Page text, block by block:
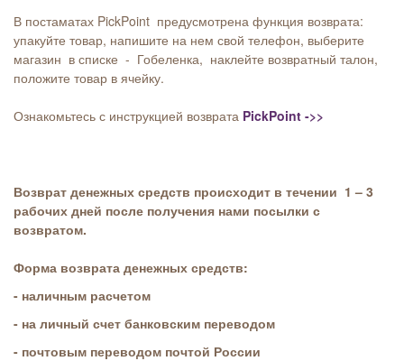
В постаматах PickPoint предусмотрена функция возврата:
упакуйте товар, напишите на нем свой телефон, выберите
магазин в списке - Гобеленка, наклейте возвратный талон,
положите товар в ячейку.
Ознакомьтесь с инструкцией возврата PickPoint ->>
Возврат денежных средств происходит в течении 1 – 3
рабочих дней после получения нами посылки с
возвратом.
Форма возврата денежных средств:
- наличным расчетом
- на личный счет банковским переводом
- почтовым переводом почтой России